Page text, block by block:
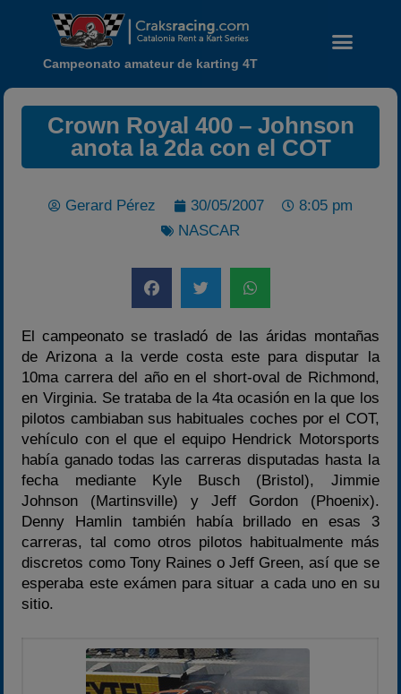
Noticias
Calendario
Temporada 2026
Carreras finalizadas
Campeonato
Temporada 2026
Temporadas anteriores
2020-2021
Campeonato amateur de karting 4T
Crown Royal 400 – Johnson
anota la 2da con el COT
Gerard Pérez 30/05/2007
8:05 pm
NASCAR
El campeonato se trasladó de las áridas montañas
de Arizona a la verde costa este para disputar la
10ma carrera del año en el short-oval de Richmond,
en Virginia. Se trataba de la 4ta ocasión en la que los
pilotos cambiaban sus habituales coches por el COT,
vehículo con el que el equipo Hendrick Motorsports
había ganado todas las carreras disputadas hasta la
fecha mediante Kyle Busch (Bristol), Jimmie
Johnson (Martinsville) y Jeff Gordon (Phoenix).
Denny Hamlin también había brillado en esas 3
carreras, tal como otros pilotos habitualmente más
discretos como Tony Raines o Jeff Green, así que se
esperaba este exámen para situar a cada uno en su
sitio.